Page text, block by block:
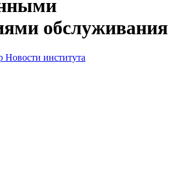
обслуживания
Новости института